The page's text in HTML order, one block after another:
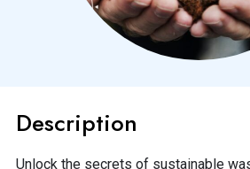
Description
Unlock the secrets of sustainable